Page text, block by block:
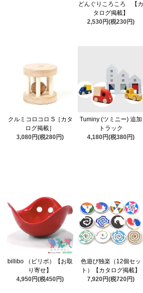
どんぐりころころ 【カ
タログ掲載】
2,530円(税230円)
クルミコロコロ S［カタ
ログ掲載］
3,080円(税280円)
Tuminy (ツミニー) 追加
トラック
4,180円(税380円)
billibo （ビリボ）【お取
り寄せ】
4,950円(税450円)
色遊び独楽（12個セッ
ト）【カタログ掲載】
7,920円(税720円)